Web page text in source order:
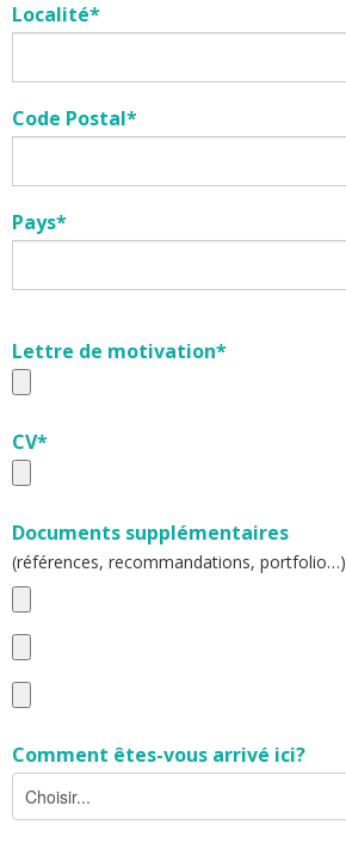
Localité*
Code Postal*
Pays*
Lettre de motivation*
CV*
Documents supplémentaires
(références, recommandations, portfolio…)
Comment êtes-vous arrivé ici?